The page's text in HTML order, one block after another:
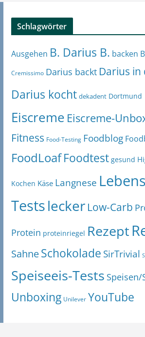
Schlagwörter
Ausgehen B. Darius B. backen
Cremissimo Darius backt Darius in
Darius kocht dekadent Dortmund
Eiscreme Eiscreme-
Fitness Food-Testing Foodblog
FoodLoaf Foodtest gesund
Kochen Käse Langnese
Testslecker Low-Carb
Protein proteinriegel Rezept
SahneSchokolade SirTrivial
Speiseeis-Tests Speisen/
Unboxing Unilever YouTube